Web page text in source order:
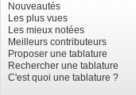
Nouveautés
Les plus vues
Les mieux notées
Meilleurs contributeurs
Proposer une tablature
Rechercher une tablature
C'est quoi une tablature ?